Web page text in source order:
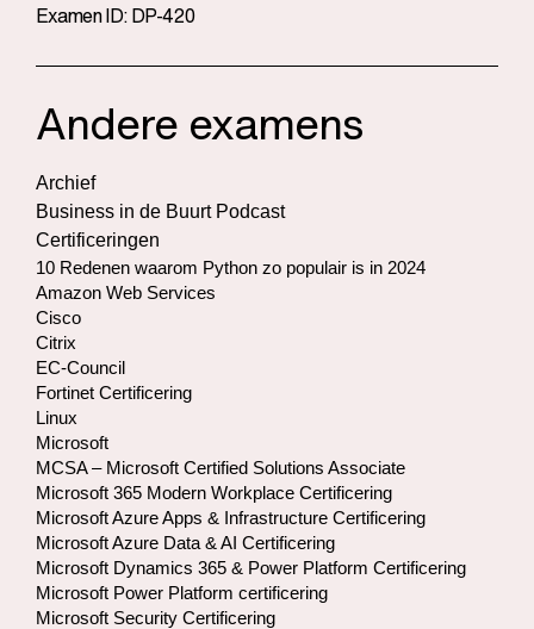
Examen ID: DP-420
Andere examens
Archief
Business in de Buurt Podcast
Certificeringen
10 Redenen waarom Python zo populair is in 2024
Amazon Web Services
Cisco
Citrix
EC-Council
Fortinet Certificering
Linux
Microsoft
MCSA – Microsoft Certified Solutions Associate
Microsoft 365 Modern Workplace Certificering
Microsoft Azure Apps & Infrastructure Certificering
Microsoft Azure Data & AI Certificering
Microsoft Dynamics 365 & Power Platform Certificering
Microsoft Power Platform certificering
Microsoft Security Certificering